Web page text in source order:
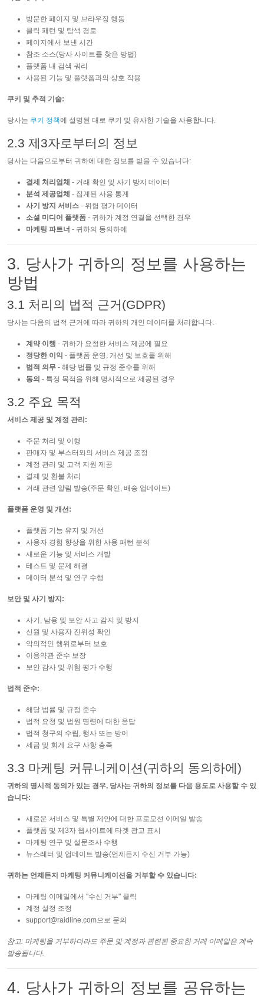
방문한 페이지 및 브라우징 행동
클릭 패턴 및 탐색 경로
페이지에서 보낸 시간
참조 소스(당사 사이트를 찾은 방법)
플랫폼 내 검색 쿼리
사용된 기능 및 플랫폼과의 상호 작용
쿠키 및 추적 기술:
당사는 쿠키 정책에 설명된 대로 쿠키 및 유사한 기술을 사용합니다.
2.3 제3자로부터의 정보
당사는 다음으로부터 귀하에 대한 정보를 받을 수 있습니다:
결제 처리업체 - 거래 확인 및 사기 방지 데이터
분석 제공업체 - 집계된 사용 통계
사기 방지 서비스 - 위험 평가 데이터
소셜 미디어 플랫폼 - 귀하가 계정 연결을 선택한 경우
마케팅 파트너 - 귀하의 동의하에
3. 당사가 귀하의 정보를 사용하는
방법
3.1 처리의 법적 근거(GDPR)
당사는 다음의 법적 근거에 따라 귀하의 개인 데이터를 처리합니다:
계약 이행 - 귀하가 요청한 서비스 제공에 필요
정당한 이익 - 플랫폼 운영, 개선 및 보호를 위해
법적 의무 - 해당 법률 및 규정 준수를 위해
동의 - 특정 목적을 위해 명시적으로 제공된 경우
3.2 주요 목적
서비스 제공 및 계정 관리:
주문 처리 및 이행
판매자 및 부스터와의 서비스 제공 조정
계정 관리 및 고객 지원 제공
결제 및 환불 처리
거래 관련 알림 발송(주문 확인, 배송 업데이트)
플랫폼 운영 및 개선:
플랫폼 기능 유지 및 개선
사용자 경험 향상을 위한 사용 패턴 분석
새로운 기능 및 서비스 개발
테스트 및 문제 해결
데이터 분석 및 연구 수행
보안 및 사기 방지:
사기, 남용 및 보안 사고 감지 및 방지
신원 및 사용자 진위성 확인
악의적인 행위로부터 보호
이용약관 준수 보장
보안 감사 및 위험 평가 수행
법적 준수:
해당 법률 및 규정 준수
법적 요청 및 법원 명령에 대한 응답
법적 청구의 수립, 행사 또는 방어
세금 및 회계 요구 사항 충족
3.3 마케팅 커뮤니케이션(귀하의 동의하에)
귀하의 명시적 동의가 있는 경우, 당사는 귀하의 정보를 다음 용도로 사용할 수 있
습니다:
새로운 서비스 및 특별 제안에 대한 프로모션 이메일 발송
플랫폼 및 제3자 웹사이트에 타겟 광고 표시
마케팅 연구 및 설문조사 수행
뉴스레터 및 업데이트 발송(언제든지 수신 거부 가능)
귀하는 언제든지 마케팅 커뮤니케이션을 거부할 수 있습니다:
마케팅 이메일에서 "수신 거부" 클릭
계정 설정 조정
support@raidline.com으로 문의
참고: 마케팅을 거부하더라도 주문 및 계정과 관련된 중요한 거래 이메일은 계속
발송됩니다.
4. 당사가 귀하의 정보를 공유하는